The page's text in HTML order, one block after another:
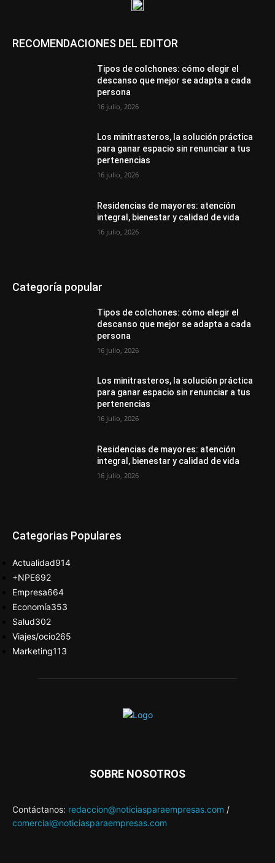
RECOMENDACIONES DEL EDITOR
Tipos de colchones: cómo elegir el
descanso que mejor se adapta a cada
persona
16 julio, 2026
Los minitrasteros, la solución práctica
para ganar espacio sin renunciar a tus
pertenencias
16 julio, 2026
Residencias de mayores: atención
integral, bienestar y calidad de vida
16 julio, 2026
Categoría popular
Tipos de colchones: cómo elegir el
descanso que mejor se adapta a cada
persona
16 julio, 2026
Los minitrasteros, la solución práctica
para ganar espacio sin renunciar a tus
pertenencias
16 julio, 2026
Residencias de mayores: atención
integral, bienestar y calidad de vida
16 julio, 2026
Categorias Populares
Actualidad914
+NPE692
Empresa664
Economía353
Salud302
Viajes/ocio265
Marketing113
SOBRE NOSOTROS
Contáctanos: redaccion@noticiasparaempresas.com /
comercial@noticiasparaempresas.com